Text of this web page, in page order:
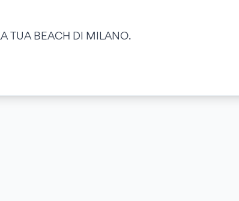
TUA BEACH DI MILANO.